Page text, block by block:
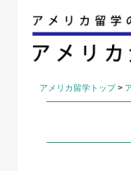
アメリカ留学トップ >